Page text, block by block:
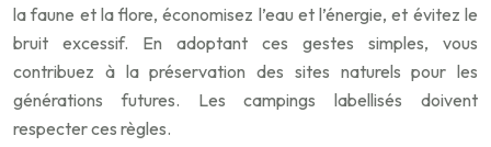
la faune et la flore, économisez l’eau et l’énergie, et évitez le
bruit excessif. En adoptant ces gestes simples, vous
contribuez à la préservation des sites naturels pour les
générations futures. Les campings labellisés doivent
respecter ces règles.